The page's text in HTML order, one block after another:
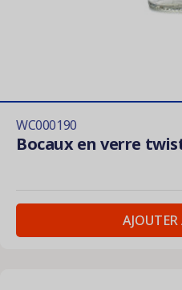
WC000190
Bocaux en verre